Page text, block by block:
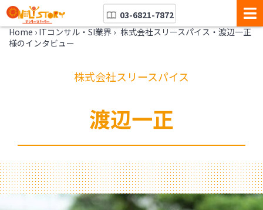
03-6821-7872
Home › ITコンサル・SI業界 › 株式会社スリースパイス・渡辺一正
様のインタビュー
株式会社スリースパイス
渡辺一正